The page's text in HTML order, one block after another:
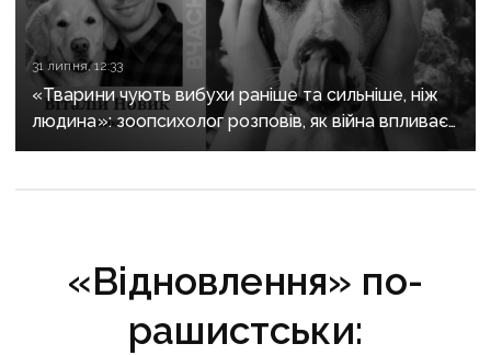
31 липня, 12:33
«Тварини чують вибухи раніше та сильніше, ніж
людина»: зоопсихолог розповів, як війна впливає
на домашніх улюбленців
«Відновлення» по-
рашистськи: